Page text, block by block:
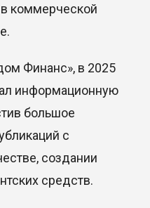
коммерческой
Финанс», в 2025
информационную
большое
с
создании
средств.